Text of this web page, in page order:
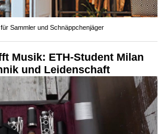
Sammler und Schnäppchenjäger
Musik: ETH-Student Milan
und Leidenschaft